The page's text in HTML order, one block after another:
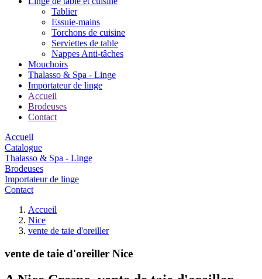
Tablier
Essuie-mains
Torchons de cuisine
Serviettes de table
Nappes Anti-tâches
Mouchoirs
Thalasso & Spa - Linge
Importateur de linge
Accueil
Brodeuses
Contact
Accueil
Catalogue
Thalasso & Spa - Linge
Brodeuses
Importateur de linge
Contact
Accueil
Nice
vente de taie d'oreiller
vente de taie d'oreiller Nice